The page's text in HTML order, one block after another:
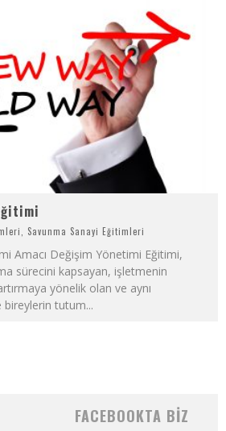
, Savunma Sanayi Eğitimleri
Amacı Değişim Yönetimi Eğitimi,
sürecini kapsayan, işletmenin
yönelik olan ve aynı
bireylerin tutum...
FACEBOOKTA BIZ